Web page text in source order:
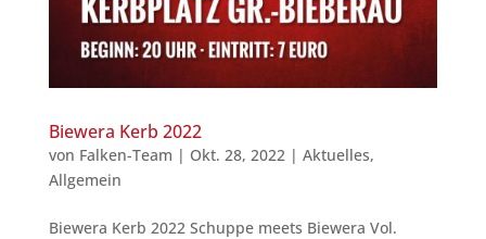
Biewera Kerb 2022
von Falken-Team | Okt. 28, 2022| Aktuelles,
Allgemein
Biewera Kerb 2022 Schuppe meets Biewera Vol.